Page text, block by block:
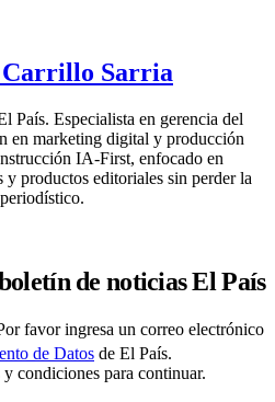
Sarria
País. Especialista en gerencia del
en marketing digital y producción
IA-First, enfocado en
y productos editoriales sin perder la
de noticias El País
favor ingresa un correo electrónico
de Datos de El País.
condiciones para continuar.